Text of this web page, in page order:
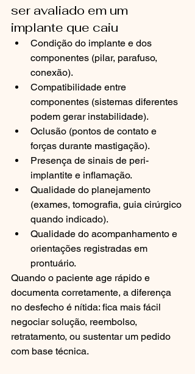
ser avaliado em um
implante que caiu
Condição do implante e dos
componentes (pilar, parafuso,
conexão).
Compatibilidade entre
componentes (sistemas diferentes
podem gerar instabilidade).
Oclusão (pontos de contato e
forças durante mastigação).
Presença de sinais de peri-
implantite e inflamação.
Qualidade do planejamento
(exames, tomografia, guia cirúrgico
quando indicado).
Qualidade do acompanhamento e
orientações registradas em
prontuário.
Quando o paciente age rápido e
documenta corretamente, a diferença
no desfecho é nítida: fica mais fácil
negociar solução, reembolso,
retratamento, ou sustentar um pedido
com base técnica.